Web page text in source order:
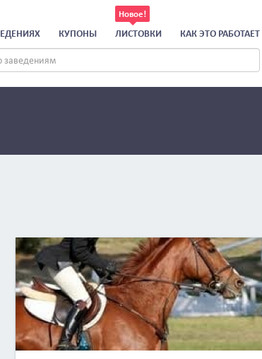
КУПОНЫ ЛИСТОВКИ КАК ЭТО РАБОТАЕТ